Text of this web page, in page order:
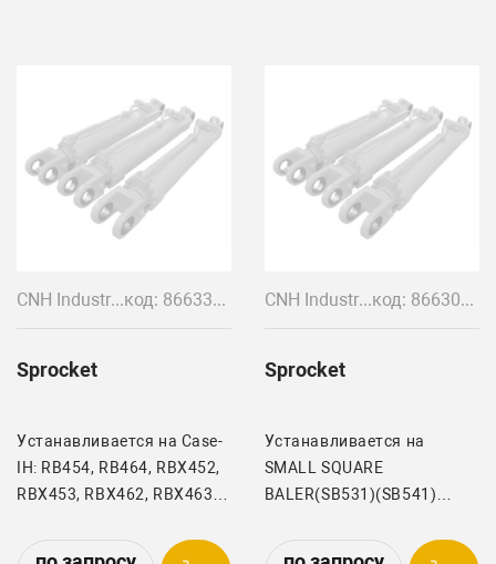
CNH Industrial код: 86633715
Sprocket
Устанавливается на Case-
IH: RB454, RB464, RBX452,
RBX453, RBX462, RBX463
BR740A, BR750, BR750A,
CNH Industrial код: 86630312
Sprocket
Устанавливается на
SMALL SQUARE
BALER(SB531)(SB541)
BALER (SBX520)(SBX530)